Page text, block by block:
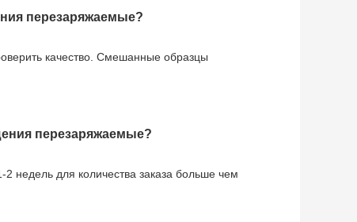
перезаряжаемые?
качество. Смешанные образцы
перезаряжаемые?
недель для количества заказа больше чем